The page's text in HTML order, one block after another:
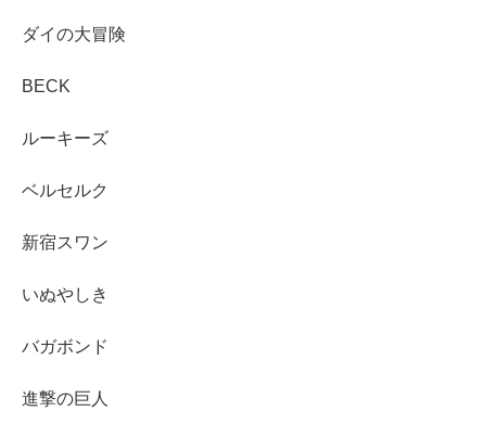
ダイの大冒険
BECK
ルーキーズ
ベルセルク
新宿スワン
いぬやしき
バガボンド
進撃の巨人